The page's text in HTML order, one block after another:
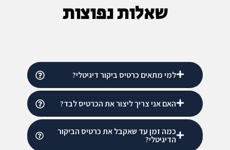
שאלות נפוצות
למי מתאים כרטיס ביקור דיגיטלי?
האם אני צריך ליצור את הכרטיס לבד?
כמה זמן עד שאקבל את כרטיס הביקור
הדיגיטלי?